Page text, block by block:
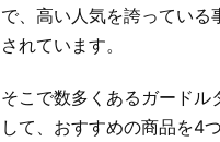
で、高い人気を誇っている
されています。
そこで数多くあるガードル
して、おすすめの商品を4